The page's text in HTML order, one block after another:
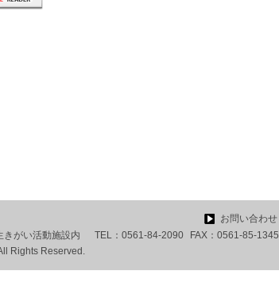
がい活動施設内
TEL： 0561-84-2090 FAX： 0561-85-1345
Rights Reserved.
お問い合わせ